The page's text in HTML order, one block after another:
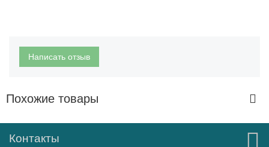
Написать отзыв
Похожие товары
Контакты